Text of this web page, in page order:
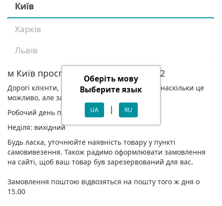
Оберіть мову
Выберите язык
UA | RU
Київ
Харків
Львів
м Київ проспект Голосіївський, 98/2
Дорогі клієнти, ми знову працюємо для вас, наскільки це
можливо, але за зміненим графіком.
Робочий день по буднях з 11-17
Неділя: вихідний
Будь ласка, уточнюйте наявність товару у пункті
самовивезення. Також радимо оформлювати замовлення
на сайті, щоб ваш товар був зарезервований для вас.
Замовлення поштою відвозяться на пошту того ж дня о
15.00